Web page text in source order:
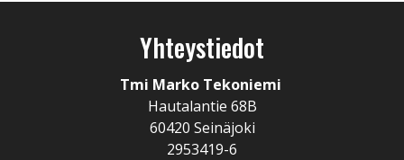
Yhteystiedot
Tmi Marko Tekoniemi
Hautalantie 68B
60420 Seinäjoki
2953419-6